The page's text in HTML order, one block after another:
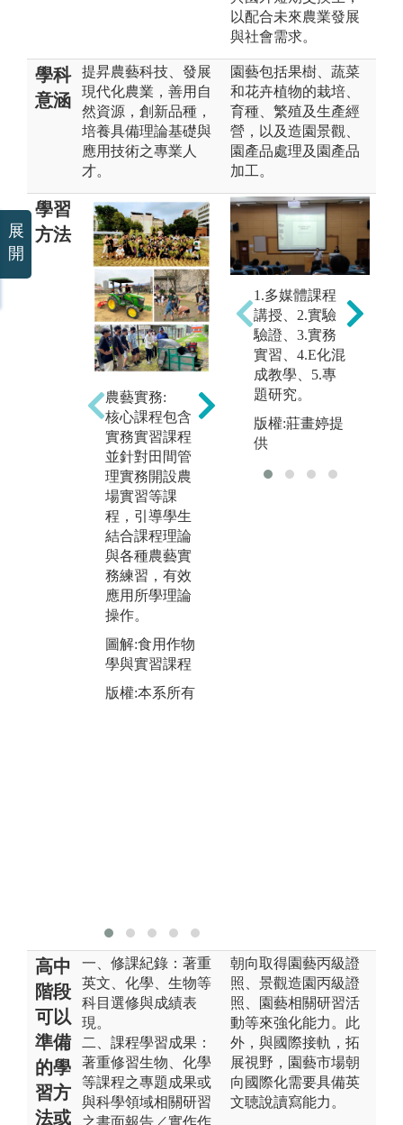
以配合未來農業發展
與社會需求。
學科
意涵
提昇農藝科技、發展
現代化農業，善用自
然資源，創新品種，
培養具備理論基礎與
應用技術之專業人
才。
園藝包括果樹、蔬菜
和花卉植物的栽培、
育種、繁殖及生產經
營，以及造園景觀、
園產品處理及園產品
加工。
學習
方法
農藝實務:
核心課程包含
實務實習課程
並針對田間管
理實務開設農
場實習等課
程，引導學生
結合課程理論
與各種農藝實
務練習，有效
應用所學理論
操作。
圖解:食用作物
學與實習課程
版權:本系所有
專題實作：全
國製茶比賽-術
科之團隊合作
1.多媒體課程
講授、2.實驗
驗證、3.實務
實習、4.E化混
成教學、5.專
題研究。
版權:莊畫婷提
供
高中
階段
可以
準備
的學
習方
法或
一、修課紀錄：著重
英文、化學、生物等
科目選修與成績表
現。
二、課程學習成果：
著重修習生物、化學
等課程之專題成果或
與科學領域相關研習
之書面報告／實作作
朝向取得園藝丙級證
照、景觀造園丙級證
照、園藝相關研習活
動等來強化能力。此
外，與國際接軌，拓
展視野，園藝市場朝
向國際化需要具備英
文聴說讀寫能力。
展
開